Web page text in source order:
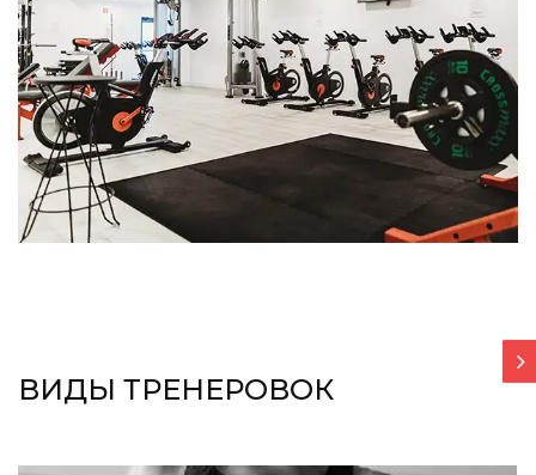
ВИДЫ ТРЕНЕРОВОК